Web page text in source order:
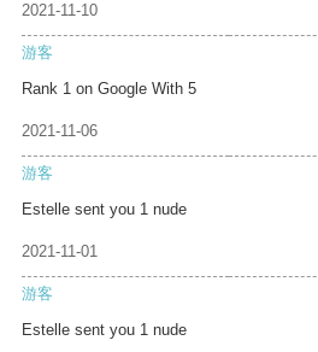
2021-11-10
游客
Rank 1 on Google With 5
2021-11-06
游客
Estelle sent you 1 nude
2021-11-01
游客
Estelle sent you 1 nude